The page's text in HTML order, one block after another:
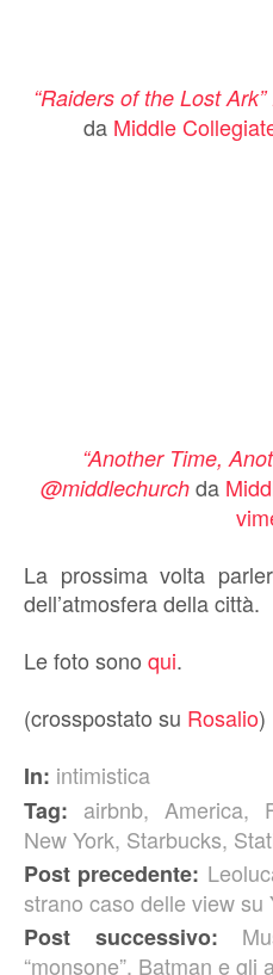
“Raiders of the Lost
da Middle
“Another Time,
@middlechurch da
La prossima volta
dell’atmosfera della città.
Le foto sono qui.
(crosspostato su Rosalio)
In: intimistica
Tag: airbnb, America,
New York, Starbucks,
Post precedente:
strano caso delle view su
Post successivo:
“monsone”, Batman e gli